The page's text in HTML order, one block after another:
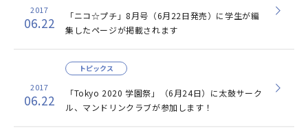
2017
06.22
「ニコ☆プチ」8月号（6月22日発売）に学生が編
集したページが掲載されます
2017
06.22
「Tokyo 2020 学園祭」（6月24日）に太鼓サーク
ル、マンドリンクラブが参加します！
トピックス